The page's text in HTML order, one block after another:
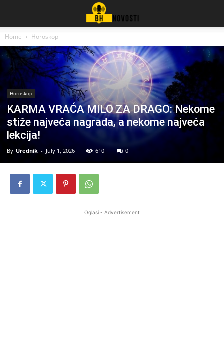
Home Horoskop
Horoskop
KARMA VRAĆA MILO ZA DRAGO: Nekome
stiže najveća nagrada, a nekome najveća
lekcija!
By Urednik - July 1, 2026 610 0
Oglasi - Advertisement